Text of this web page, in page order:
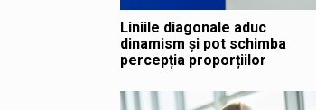
Liniile diagonale aduc
dinamism și pot schimba
percepția proporțiilor